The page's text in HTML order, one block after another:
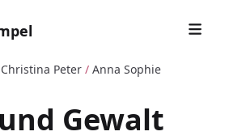
Christina Peter / Anna Sophie
Gewalt